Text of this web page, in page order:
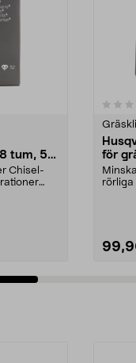
tum, 52
Chisel-
för
rörliga